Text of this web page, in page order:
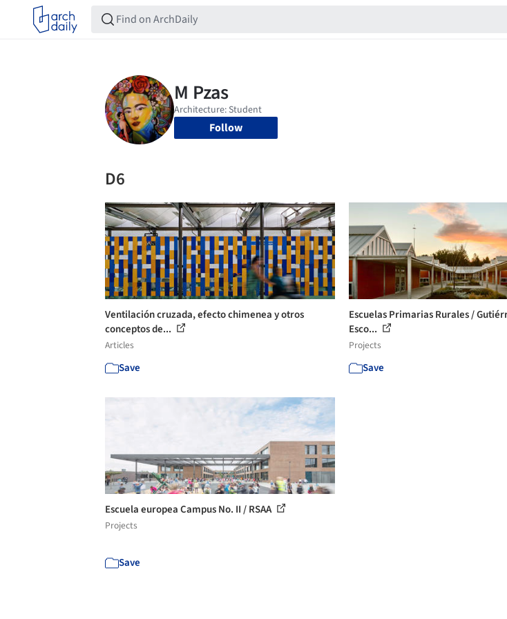
Follow
D6
Ventilación cruzada, efecto chimenea y otros
conceptos de...
Articles
Save
Escuelas Primarias Rurales /
Esco...
Projects
Save
Escuela europea Campus No. II / RSAA
Projects
Save